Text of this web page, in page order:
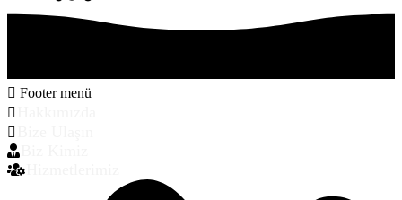
Footer menü